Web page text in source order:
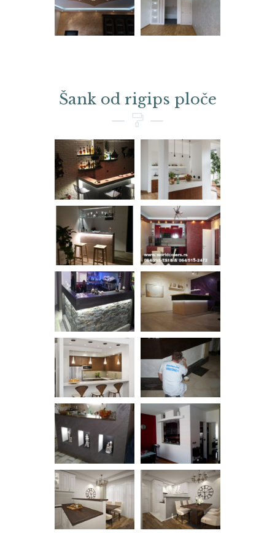
Šank od rigips ploče